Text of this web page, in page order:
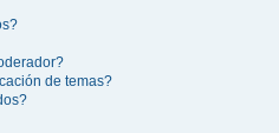
de temas?